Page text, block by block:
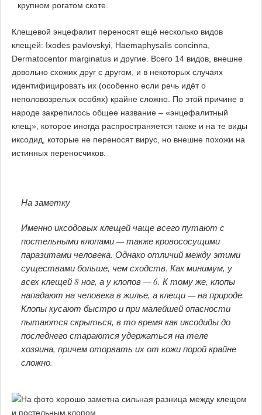
Клещевой энцефалит переносят ещё несколько видов
клещей: Ixodes pavlovskyi, Haemaphysalis concinna,
Dermatocentor marginatus и другие. Всего 14 видов, внешне
довольно схожих друг с другом, и в некоторых случаях
идентифицировать их (особенно если речь идёт о
неполовозрелых особях) крайне сложно. По этой причине в
народе закрепилось общее название – «энцефалитный
клещ», которое иногда распространяется также и на те виды
иксодид, которые не переносят вирус, но внешне похожи на
истинных переносчиков.
На заметку
Именно иксодовых клещей чаще всего путают с
постельными клопами — также кровососущими
паразитами человека. Однако отличий между этими
существами больше, чем сходств. Как минимум, у
всех клещей 8 ног, а у клопов — 6. К тому же, клопы
нападают на человека в жилье, а клещи — на природе.
Клопы кусают быстро и при малейшей опасности
пытаются скрыться, в то время как иксодиды до
последнего стараются удержаться на теле
хозяина, причем оторвать их от кожи порой крайне
сложно.